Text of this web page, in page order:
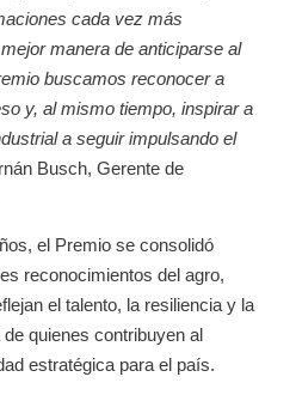
cada vez más
manera de anticiparse al
buscamos reconocer a
y, al mismo tiempo, inspirar a
a seguir impulsando el
Busch, Gerente de
el Premio se consolidó
reconocimientos del agro,
el talento, la resiliencia y la
quienes contribuyen al
estratégica para el país.